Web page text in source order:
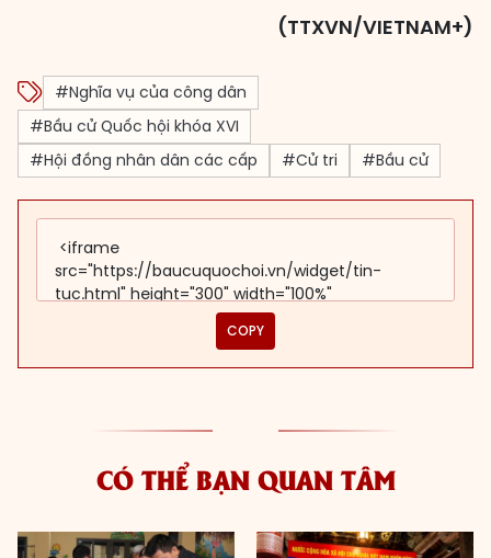
(TTXVN/VIETNAM+)
#Nghĩa vụ của công dân
#Bầu cử Quốc hội khóa XVI
#Hội đồng nhân dân các cấp
#Cử tri #Bầu cử
COPY
CÓ THỂ BẠN QUAN TÂM